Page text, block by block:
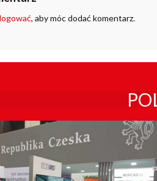
, aby móc dodać komentarz.